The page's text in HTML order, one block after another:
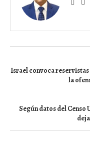
Israel convoca reservistas
la
Según datos del Censo